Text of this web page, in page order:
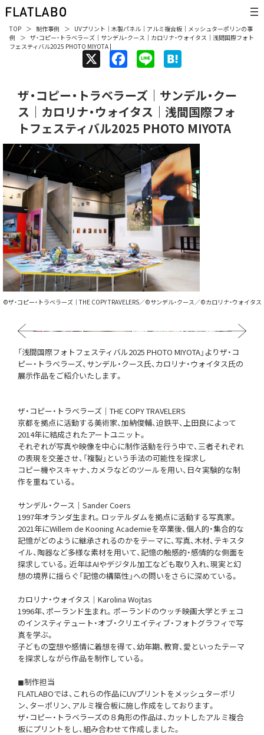
TOP 制作事例 UVプリント ｜ 木製パネル ｜ アルミ複合板 ｜ メッシュターポリンの事
例
ザ・コピー・トラベラーズ｜サンデル・クース｜カロリナ・ウォイタス｜浅間国際フォト
フェスティバル2025 PHOTO MIYOTA |
c
e
b
o
o
k
t
e
n
a
ザ・コピー・トラベラーズ｜サンデル・クー
ス｜カロリナ・ウォイタス｜浅間国際フォ
トフェスティバル2025 PHOTO MIYOTA
©ザ・コピー・トラベラーズ｜THE COPY TRAVELERS／©サンデル・クース／©カロリナ・ウォイタス
Previous Next
「浅間国際フォトフェスティバル2025 PHOTO MIYOTA」よりザ・コ
ピー・トラベラーズ、サンデル・クース氏、カロリナ・ウォイタス氏の
展示作品をご紹介いたします。
ザ・コピー・トラベラーズ｜THE COPY TRAVELERS
京都を拠点に活動する美術家、加納俊輔、迫鉄平、上田良によって
2014年に結成されたアートユニット。
それぞれが写真や映像を中心に制作活動を行う中で、三者それぞれ
の表現を交差させ、「複製」という手法の可能性を探求し
コピー機やスキャナ、カメラなどのツールを用い、日々実験的な制
作を重ねている。
サンデル・クース｜Sander Coers
1997年オランダ生まれ。ロッテルダムを拠点に活動する写真家。
2021年にWillem de Kooning Academieを卒業後、個人的・集合的な
記憶がどのように継承されるのかをテーマに、写真、木材、テキスタ
イル、陶器など多様な素材を用いて、記憶の触感的・感情的な側面を
探求している。近年はAIやデジタル加工なども取り入れ、現実と幻
想の境界に揺らぐ「記憶の構築性」への問いをさらに深めている。
カロリナ・ウォイタス｜Karolina Wojtas
1996年、ポーランド生まれ。ポーランドのウッチ映画大学とチェコ
のインスティテュート・オブ・クリエイティブ・フォトグラフィで写
真を学ぶ。
子どもの空想や感情に着想を得て、幼年期、教育、愛といったテーマ
を探求しながら作品を制作している。
◼︎制作担当
FLATLABOでは、これらの作品にUVプリントをメッシュターポリ
ン、ターポリン、アルミ複合板に施し作成をしております。
ザ・コピー・トラベラーズの８角形の作品は、カットしたアルミ複合
板にプリントをし、組み合わせて作成しました。